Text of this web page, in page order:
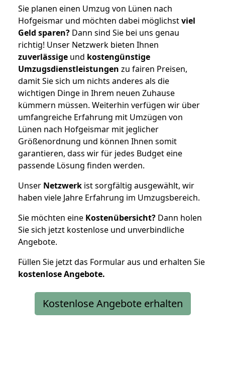
Sie planen einen Umzug von Lünen nach
Hofgeismar und möchten dabei möglichstviel
Geld sparen? Dann sind Sie bei uns genau
richtig! Unser Netzwerk bieten Ihnen
zuverlässige und kostengünstige
Umzugsdienstleistungen zu fairen Preisen,
damit Sie sich um nichts anderes als die
wichtigen Dinge in Ihrem neuen Zuhause
kümmern müssen. Weiterhin verfügen wir über
umfangreiche Erfahrung mit Umzügen von
Lünen nach Hofgeismar mit jeglicher
Größenordnung und können Ihnen somit
garantieren, dass wir für jedes Budget eine
passende Lösung finden werden.
Unser Netzwerk ist sorgfältig ausgewählt, wir
haben viele Jahre Erfahrung im Umzugsbereich.
Sie möchten eine Kostenübersicht? Dann holen
Sie sich jetzt kostenlose und unverbindliche
Angebote.
Füllen Sie jetzt das Formular aus und erhalten Sie
kostenloseAngebote.
Kostenlose Angebote erhalten